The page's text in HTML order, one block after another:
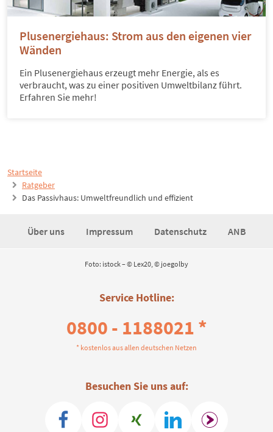
Startseite
Ratgeber
Das Passivhaus: Umweltfreundlich und effizient
Plusenergiehaus: Strom aus den eigenen vier
Wänden
Ein Plusenergiehaus erzeugt mehr Energie, als es
verbraucht, was zu einer positiven Umweltbilanz führt.
Erfahren Sie mehr!
Über uns Impressum Datenschutz ANB
Foto: istock – © Lex20, © joegolby
Service Hotline:
0800 - 1188021 *
* kostenlos aus allen deutschen Netzen
Besuchen Sie uns auf: